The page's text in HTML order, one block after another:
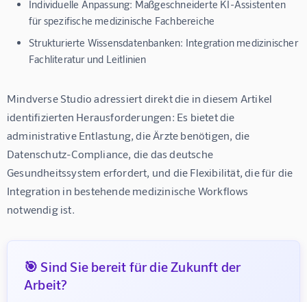
Individuelle Anpassung: Maßgeschneiderte KI-Assistenten
für spezifische medizinische Fachbereiche
Strukturierte Wissensdatenbanken: Integration medizinischer
Fachliteratur und Leitlinien
Mindverse Studio adressiert direkt die in diesem Artikel
identifizierten Herausforderungen: Es bietet die
administrative Entlastung, die Ärzte benötigen, die
Datenschutz-Compliance, die das deutsche
Gesundheitssystem erfordert, und die Flexibilität, die für die
Integration in bestehende medizinische Workflows
notwendig ist.
🎯 Sind Sie bereit für die Zukunft der
Arbeit?